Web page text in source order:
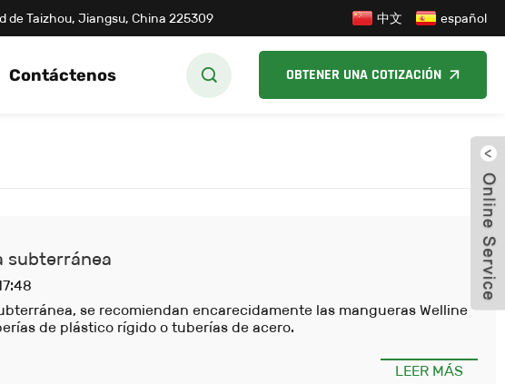
de Taizhou, Jiangsu, China 225309 中文 español
Contáctenos OBTENER UNA COTIZACIÓN
subterránea
se recomiendan encarecidamente las mangueras Welline
de plástico rígido o tuberías de acero.
LEER MÁS